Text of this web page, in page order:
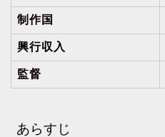
制作国
興行収入
監督
あらすじ